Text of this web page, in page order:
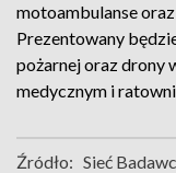
motoambulanse
Prezentowany
pożarnej oraz drony
medycznym i
Źródło: Sieć